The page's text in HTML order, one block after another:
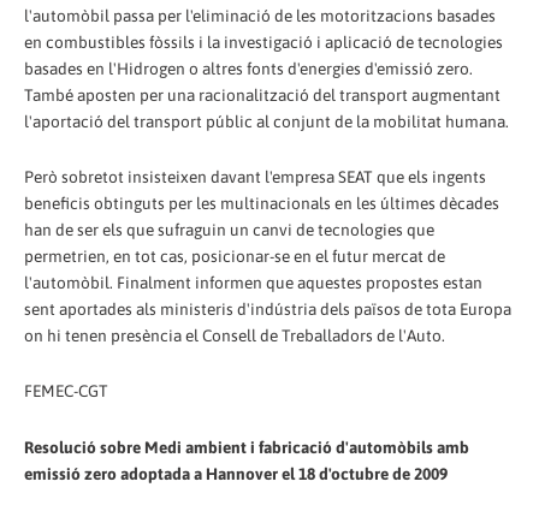
l'automòbil passa per l'eliminació de les motoritzacions basades
en combustibles fòssils i la investigació i aplicació de tecnologies
basades en l'Hidrogen o altres fonts d'energies d'emissió zero.
També aposten per una racionalització del transport augmentant
l'aportació del transport públic al conjunt de la mobilitat humana.
Però sobretot insisteixen davant l'empresa SEAT que els ingents
beneficis obtinguts per les multinacionals en les últimes dècades
han de ser els que sufraguin un canvi de tecnologies que
permetrien, en tot cas, posicionar-se en el futur mercat de
l'automòbil. Finalment informen que aquestes propostes estan
sent aportades als ministeris d'indústria dels països de tota Europa
on hi tenen presència el Consell de Treballadors de l'Auto.
FEMEC-CGT
Resolució sobre Medi ambient i fabricació d'automòbils amb
emissió zero adoptada a Hannover el 18 d'octubre de 2009